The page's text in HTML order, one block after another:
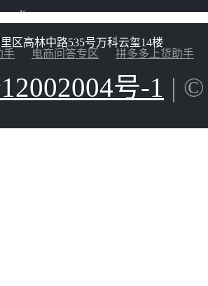
区高林中路535号万科云玺14楼
手
电商问答专区 拼多多上货助手
号-1 |